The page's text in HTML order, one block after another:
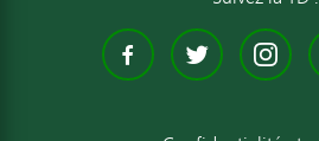
Facebook